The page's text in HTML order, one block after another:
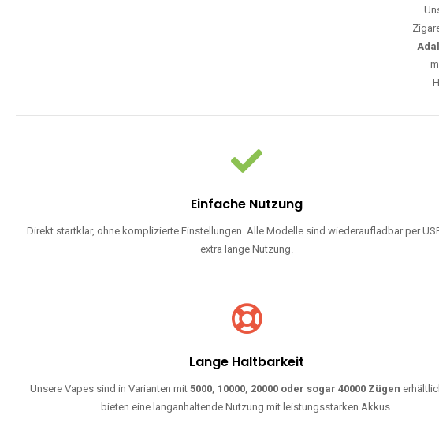
Einfache Nutzung
Direkt startklar, ohne komplizierte Einstellungen. Alle Modelle sind wiederaufladbar per
extra lange Nutzung.
Lange Haltbarkeit
Unsere Vapes sind in Varianten mit5000, 10000, 20000 oder sogar 40000 Zügen
bieten eine langanhaltende Nutzung mit leistungsstarken Akkus.